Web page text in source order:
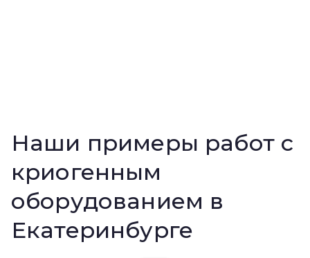
Наши примеры работ с
криогенным
оборудованием в
Екатеринбурге